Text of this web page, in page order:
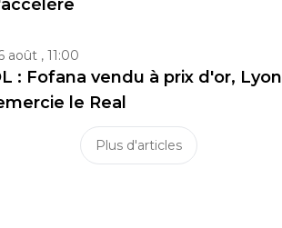
août , 11:00
: Fofana vendu à prix d'or, Lyon
le Real
Plus d'articles